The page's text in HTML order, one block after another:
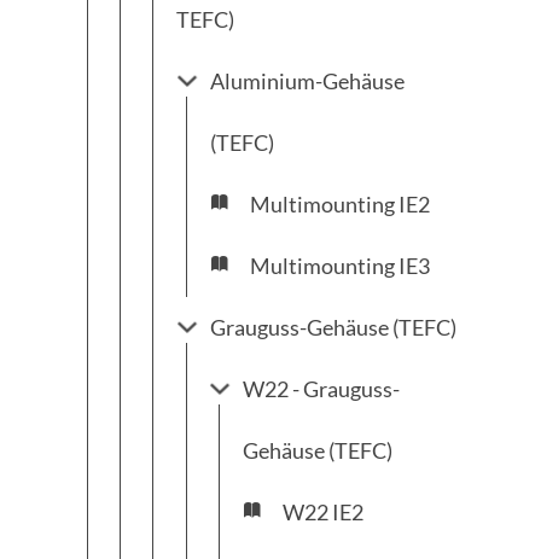
TEFC)
Aluminium-Gehäuse
(TEFC)
Multimounting IE2
Multimounting IE3
Grauguss-Gehäuse (TEFC)
W22 - Grauguss-
Gehäuse (TEFC)
W22 IE2